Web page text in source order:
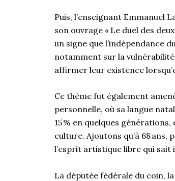
Puis, l’enseignant
son ouvrage « Le duel des
un signe que l’indépendance
notamment sur la
affirmer leur existence
Ce thème fut également
personnelle, où sa langue
15 % en quelques
culture. Ajoutons qu’à 68
l’esprit artistique libre qui sait
La députée fédérale du coin,